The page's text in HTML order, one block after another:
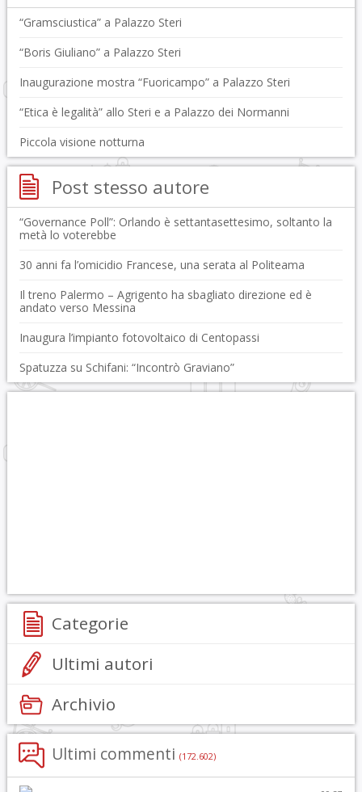
“Gramsciustica” a Palazzo Steri
“Boris Giuliano” a Palazzo Steri
Inaugurazione mostra “Fuoricampo” a Palazzo Steri
“Etica è legalità” allo Steri e a Palazzo dei Normanni
Piccola visione notturna
Post stesso autore
“Governance Poll”: Orlando è settantasettesimo, soltanto la
metà lo voterebbe
30 anni fa l’omicidio Francese, una serata al Politeama
Il treno Palermo – Agrigento ha sbagliato direzione ed è
andato verso Messina
Inaugura l’impianto fotovoltaico di Centopassi
Spatuzza su Schifani: “Incontrò Graviano”
Categorie
Ultimi autori
Archivio
Ultimi commenti (172.602)